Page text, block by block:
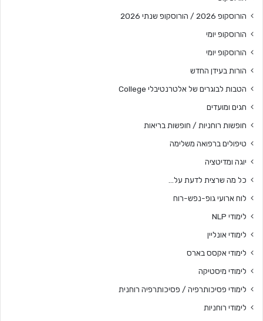
הורוסקופ 2026 / הורוסקופ שנתי 2026
הורוסקופ יומי
הורוסקופ יומי
הורות בעידן החדש
הטבות לבוגרים של אלטרנטיבלי College
חגים ומועדים
חופשות רוחניות / חופשות בריאות
טיפולים ברפואה משלימה
יוגה ומדיטציה
כל מה שרצית לדעת על…
לוח ארועי גופ-נפש-רוח
לימודי NLP
לימודי אונליין
לימודי אקסס בארס
לימודי מיסטיקה
לימודי פסיכותרפיה / פסיכותרפיה רוחנית
לימודי רוחניות